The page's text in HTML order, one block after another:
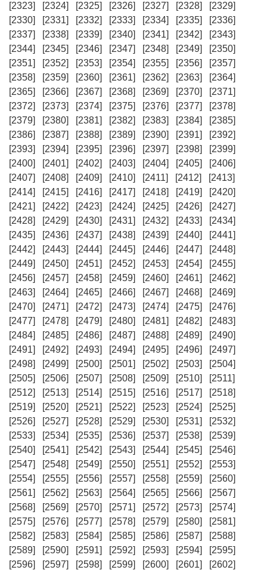
[2323]
[2324] [2325] [2326] [2327] [2328]
[2329]
[2330]
[2331] [2332] [2333] [2334] [2335]
[2336]
[2337]
[2338] [2339] [2340] [2341] [2342]
[2343]
[2344]
[2345] [2346] [2347] [2348] [2349]
[2350]
[2351]
[2352] [2353] [2354] [2355] [2356]
[2357]
[2358]
[2359] [2360] [2361] [2362] [2363]
[2364]
[2365]
[2366] [2367] [2368] [2369] [2370]
[2371]
[2372]
[2373] [2374] [2375] [2376] [2377]
[2378]
[2379]
[2380] [2381] [2382] [2383] [2384]
[2385]
[2386]
[2387] [2388] [2389] [2390] [2391]
[2392]
[2393]
[2394] [2395] [2396] [2397] [2398]
[2399]
[2400]
[2401] [2402] [2403] [2404] [2405]
[2406]
[2407]
[2408] [2409] [2410] [2411] [2412]
[2413]
[2414]
[2415] [2416] [2417] [2418] [2419]
[2420]
[2421]
[2422] [2423] [2424] [2425] [2426]
[2427]
[2428]
[2429] [2430] [2431] [2432] [2433]
[2434]
[2435]
[2436] [2437] [2438] [2439] [2440]
[2441]
[2442]
[2443] [2444] [2445] [2446] [2447]
[2448]
[2449]
[2450] [2451] [2452] [2453] [2454]
[2455]
[2456]
[2457] [2458] [2459] [2460] [2461]
[2462]
[2463]
[2464] [2465] [2466] [2467] [2468]
[2469]
[2470]
[2471] [2472] [2473] [2474] [2475]
[2476]
[2477]
[2478] [2479] [2480] [2481] [2482]
[2483]
[2484]
[2485] [2486] [2487] [2488] [2489]
[2490]
[2491]
[2492] [2493] [2494] [2495] [2496]
[2497]
[2498]
[2499] [2500] [2501] [2502] [2503]
[2504]
[2505]
[2506] [2507] [2508] [2509] [2510]
[2511]
[2512]
[2513] [2514] [2515] [2516] [2517]
[2518]
[2519]
[2520] [2521] [2522] [2523] [2524]
[2525]
[2526]
[2527] [2528] [2529] [2530] [2531]
[2532]
[2533]
[2534] [2535] [2536] [2537] [2538]
[2539]
[2540]
[2541] [2542] [2543] [2544] [2545]
[2546]
[2547]
[2548] [2549] [2550] [2551] [2552]
[2553]
[2554]
[2555] [2556] [2557] [2558] [2559]
[2560]
[2561]
[2562] [2563] [2564] [2565] [2566]
[2567]
[2568]
[2569] [2570] [2571] [2572] [2573]
[2574]
[2575]
[2576] [2577] [2578] [2579] [2580]
[2581]
[2582]
[2583] [2584] [2585] [2586] [2587]
[2588]
[2589]
[2590] [2591] [2592] [2593] [2594]
[2595]
[2596]
[2597] [2598] [2599] [2600] [2601]
[2602]